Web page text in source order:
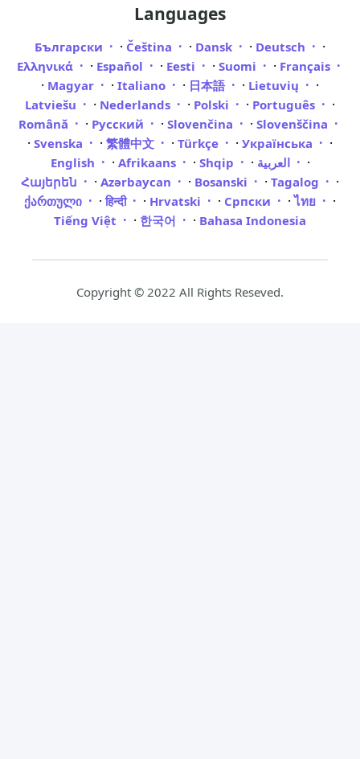
Languages
Български · Čeština · Dansk · Deutsch ·
Ελληνικά · Español · Eesti · Suomi · Français
· Magyar · Italiano · 日本語 · Lietuvių ·
Latviešu · Nederlands · Polski · Português ·
Română · Русский · Slovenčina · Slovenščina
· Svenska · 繁體中文 · Türkçe · Українська ·
English · Afrikaans · Shqip · العربية ·
Հայերեն · Azərbaycan · Bosanski · Tagalog ·
ქართული · हिन्दी · Hrvatski · Српски ·ไทย ·
Tiếng Việt · 한국어 · Bahasa Indonesia
Copyright © 2022 All Rights Reseved.